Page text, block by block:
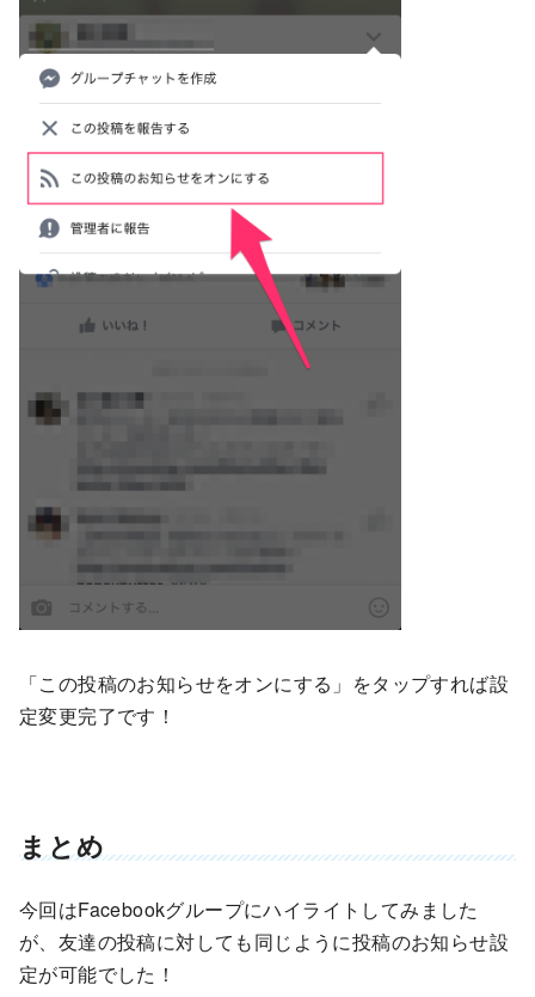
「この投稿のお知らせをオンにする」をタップすれば設
定変更完了です！
まとめ
今回はFacebookグループにハイライトしてみました
が、友達の投稿に対しても同じように投稿のお知らせ設
定が可能でした！